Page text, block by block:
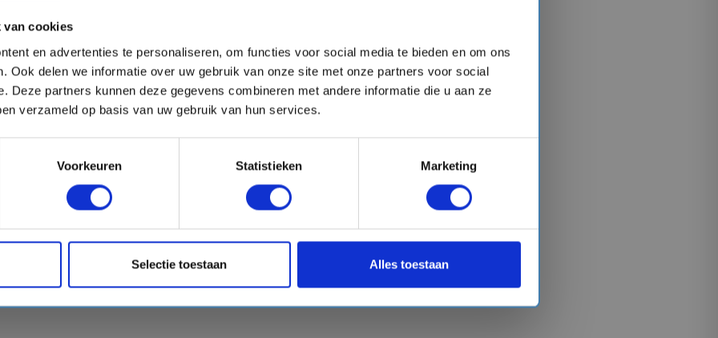
van cookies
en advertenties te personaliseren, om functies voor social media te bieden en om ons
Ook delen we informatie over uw gebruik van onze site met onze partners voor social
Deze partners kunnen deze gegevens combineren met andere informatie die u aan ze
verzameld op basis van uw gebruik van hun services.
Voorkeuren Statistieken Marketing
Selectie toestaan Alles toestaan